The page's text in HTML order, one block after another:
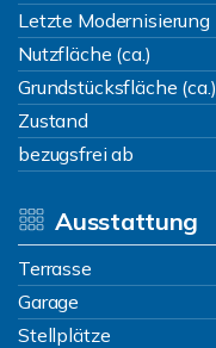
Letzte Modernisierung
Nutzfläche (ca.)
Grundstücksfläche (ca.)
Zustand
bezugsfrei ab
Ausstattung
Terrasse
Garage
Stellplätze